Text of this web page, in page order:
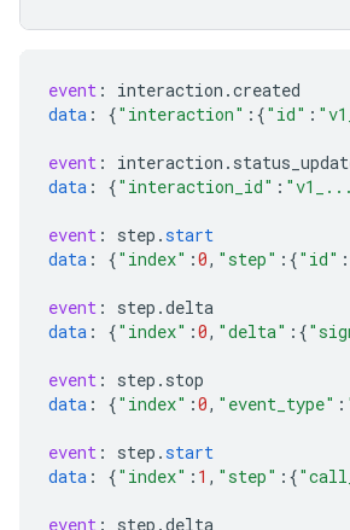
event : interaction .created
data : {"interaction" :{"id" :
event : interaction .
data : {"interaction_id" :
event : step .start
data : {"index" :0, "step" :{"id" :
event : step .delta
data : {"index" :0, "delta" :{
event : step . stop
data : {"index" :0, "event_type" :
event : step .start
data : {"index" : 1 , "step" :{
event : step .delta